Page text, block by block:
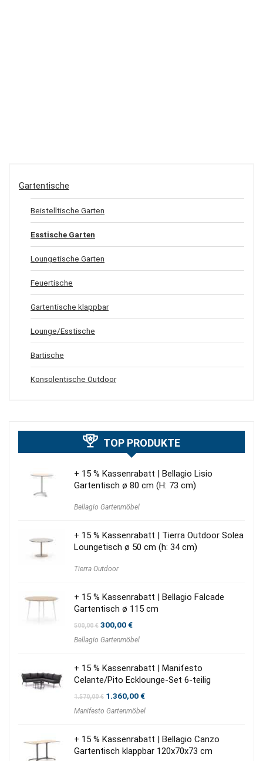
Gartentische
Beistelltische Garten
Esstische Garten
Loungetische Garten
Feuertische
Gartentische klappbar
Lounge/Esstische
Bartische
Konsolentische Outdoor
TOP PRODUKTE
+ 15 % Kassenrabatt | Bellagio Lisio
Gartentisch ø 80 cm (H: 73 cm)
Bellagio Gartenmöbel
+ 15 % Kassenrabatt | Tierra Outdoor Solea
Loungetisch ø 50 cm (h: 34 cm)
Tierra Outdoor
+ 15 % Kassenrabatt | Bellagio Falcade
Gartentisch ø 115 cm
500,00€ Ursprünglicher
war:
300,00€Aktueller
ist:
Bellagio Gartenmöbel
+ 15 % Kassenrabatt | Manifesto
Celante/Pito Ecklounge-Set 6-teilig
1.570,00€ Ursprünglicher
war:
1.360,00€Aktueller
ist:
Manifesto Gartenmöbel
+ 15 % Kassenrabatt | Bellagio Canzo
Gartentisch klappbar 120x70x73 cm